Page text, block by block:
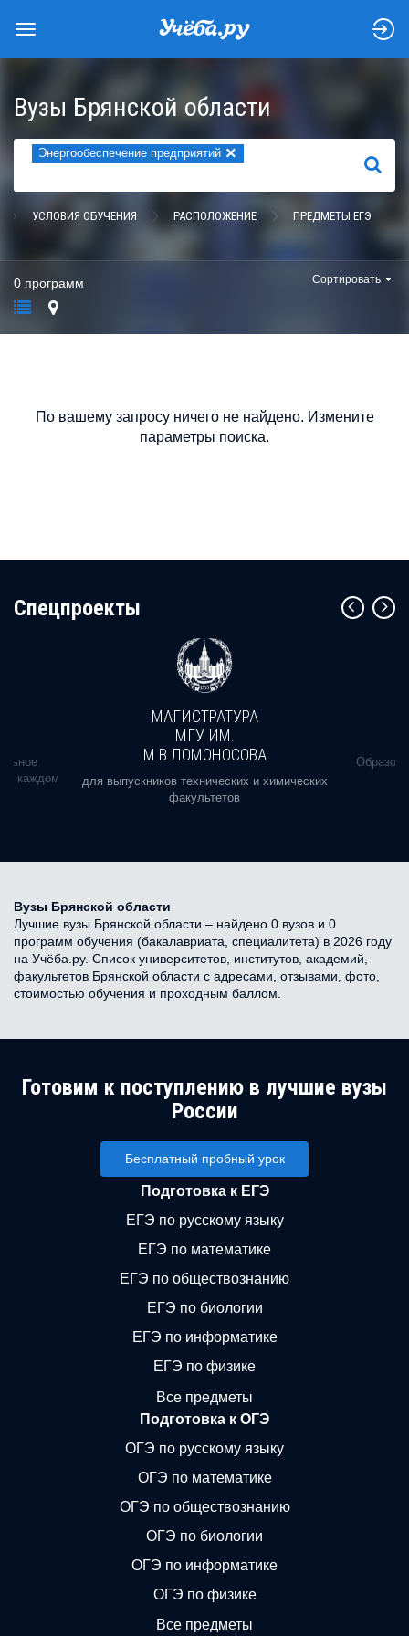
Вузы Брянской области
Энергообеспечение предприятий ×
НАЙТИ
УСЛОВИЯ ОБУЧЕНИЯ РАСПОЛОЖЕНИЕ ПРЕДМЕТЫ ЕГЭ
0 программ Сортировать
По вашему запросу ничего не найдено. Измените
параметры поиска.
Cпецпроекты
в каждом
МАГИСТРАТУРА
МГУ ИМ.
М.В.ЛОМОНОСОВА
для выпускников технических и химических
факультетов
Вузы Брянской области
Лучшие вузы Брянской области – найдено 0 вузов и 0
программ обучения (бакалавриата, специалитета) в 2026 году
на Учёба.ру. Список университетов, институтов, академий,
факультетов Брянской области с адресами, отзывами, фото,
стоимостью обучения и проходным баллом.
Готовим к поступлению в лучшие вузы
России
Бесплатный пробный урок
Подготовка к ЕГЭ
ЕГЭ по русскому языку
ЕГЭ по математике
ЕГЭ по обществознанию
ЕГЭ по биологии
ЕГЭ по информатике
ЕГЭ по физике
Все предметы
Подготовка к ОГЭ
ОГЭ по русскому языку
ОГЭ по математике
ОГЭ по обществознанию
ОГЭ по биологии
ОГЭ по информатике
ОГЭ по физике
Все предметы